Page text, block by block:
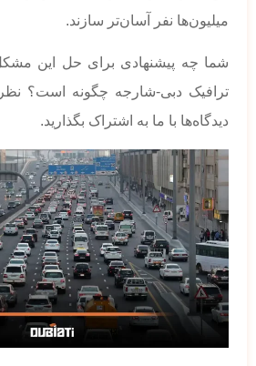
میلیون‌ها نفر آسان‌تر سازند.
شما چه پیشنهادی برای حل این مشکل
ترافیک دبی-شارجه چگونه است؟
دیدگاه‌ها با ما به اشتراک بگذارید.